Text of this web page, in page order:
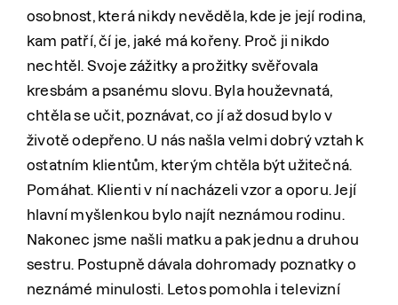
osobnost, která nikdy nevěděla, kde je její rodina,
kam patří, čí je, jaké má kořeny. Proč ji nikdo
nechtěl. Svoje zážitky a prožitky svěřovala
kresbám a psanému slovu. Byla houževnatá,
chtěla se učit, poznávat, co jí až dosud bylo v
životě odepřeno. U nás našla velmi dobrý vztah k
ostatním klientům, kterým chtěla být užitečná.
Pomáhat. Klienti v ní nacházeli vzor a oporu. Její
hlavní myšlenkou bylo najít neznámou rodinu.
Nakonec jsme našli matku a pak jednu a druhou
sestru. Postupně dávala dohromady poznatky o
neznámé minulosti. Letos pomohla i televizní